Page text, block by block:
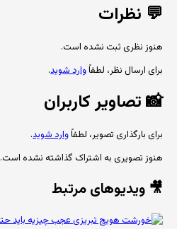
💬 نظرات
هنوز نظری ثبت نشده است.
برای ارسال نظر، لطفاًوارد شوید.
📸تصاویر کاربران
برای بارگذاری تصویر، لطفاًوارد شوید.
هنوز تصویری به اشتراک گذاشته نشده است.
🎥 ویدیوهای مرتبط